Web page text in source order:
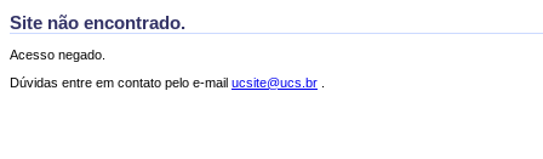
Site não encontrado.
Acesso negado.
Dúvidas entre em contato pelo e-mail ucsite@ucs.br